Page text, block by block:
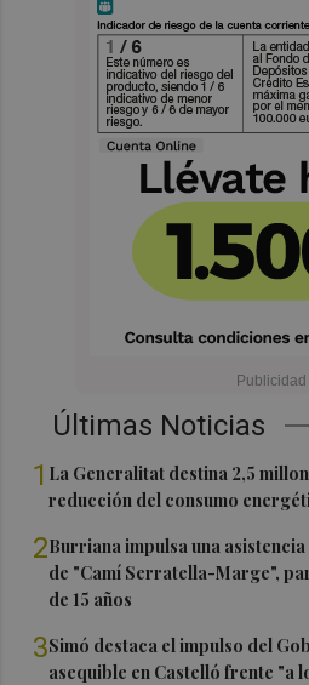
Últimas Noticias
1 La Generalitat destina 2,5
reducción del consumo
2Burriana impulsa una
de "Camí Serratella-Marge",
de 15 años
3Simó destaca el impulso del
asequible en Castelló frente "a